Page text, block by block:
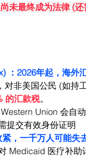
未最终成为法律 (
：2026年起，海外
对非美国公民 (如持
的汇款税。
Union 会自
提交有效身份证明
，一千万人可能失
Medicaid 医疗补助